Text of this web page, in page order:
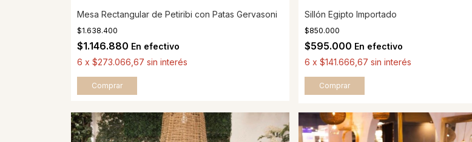
Mesa Rectangular de Petiribi con Patas Gervasoni
$1.638.400
$1.146.880 En efectivo
6 x $273.066,67 sin interés
Comprar
Sillón Egipto Importado
$850.000
$595.000 En efectivo
6 x $141.666,67 sin interés